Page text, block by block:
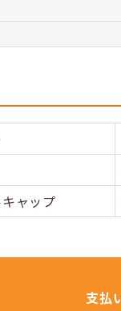
ャップ
支払